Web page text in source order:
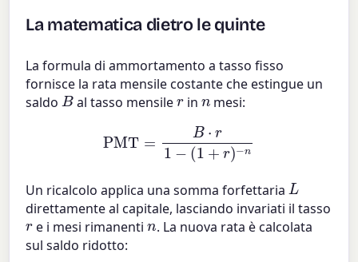
La matematica dietro le quinte
La formula di ammortamento a tasso fisso
fornisce la rata mensile costante che estingue un
saldoBal tasso mensilerin n mesi:
1+ )−
Un ricalcolo applica una somma forfettariaL
direttamente al capitale, lasciando invariati il tasso
re i mesi rimanenti n. La nuova rata è calcolata
sul saldo ridotto: